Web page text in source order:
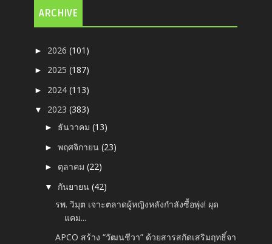
ARCHIVE
► 2026(101)
► 2025(187)
► 2024(113)
▼ 2023(383)
► ธันวาคม(13)
►พฤศจิกายน(23)
► ตุลาคม(22)
▼ กันยายน(42)
รพ. วิมุต เจาะตลาดผู้หญิงหลังกำลังซื้อพุ่ง! ผุด
แคม...
APCO สร้าง “วัฒนชีวา” ด้วยสารสกัดเสริมฤทธิ์จา